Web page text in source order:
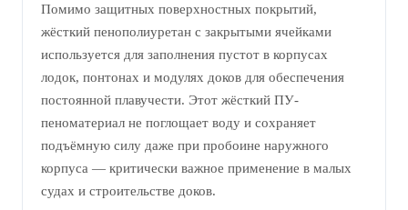
Помимо защитных поверхностных покрытий,
жёсткий пенополиуретан с закрытыми ячейками
используется для заполнения пустот в корпусах
лодок, понтонах и модулях доков для обеспечения
постоянной плавучести. Этот жёсткий ПУ-
пеноматериал не поглощает воду и сохраняет
подъёмную силу даже при пробоине наружного
корпуса — критически важное применение в малых
судах и строительстве доков.